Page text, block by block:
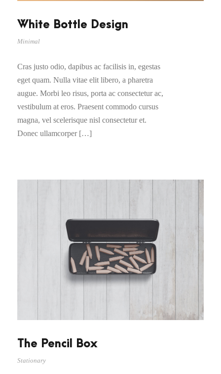
White Bottle Design
Minimal
Cras justo odio, dapibus ac facilisis in, egestas
eget quam. Nulla vitae elit libero, a pharetra
augue. Morbi leo risus, porta ac consectetur ac,
vestibulum at eros. Praesent commodo cursus
magna, vel scelerisque nisl consectetur et.
Donec ullamcorper […]
The Pencil Box
Stationary